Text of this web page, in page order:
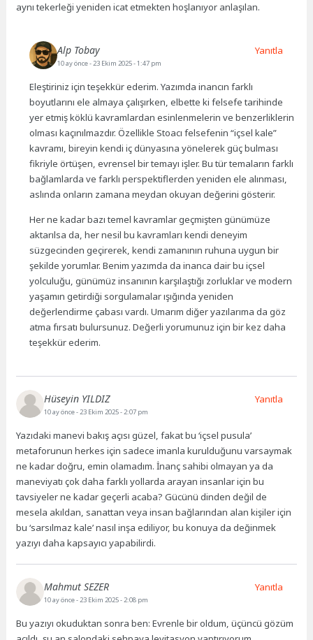
aynı tekerleği yeniden icat etmekten hoşlanıyor anlaşılan.
Alp Tobay
10 ay önce- 23 Ekim 2025 - 1:47 pm
Eleştiriniz için teşekkür ederim. Yazımda inancın farklı
boyutlarını ele almaya çalışırken, elbette ki felsefe tarihinde
yer etmiş köklü kavramlardan esinlenmelerin ve benzerliklerin
olması kaçınılmazdır. Özellikle Stoacı felsefenin “içsel kale”
kavramı, bireyin kendi iç dünyasına yönelerek güç bulması
fikriyle örtüşen, evrensel bir temayı işler. Bu tür temaların farklı
bağlamlarda ve farklı perspektiflerden yeniden ele alınması,
aslında onların zamana meydan okuyan değerini gösterir.
Her ne kadar bazı temel kavramlar geçmişten günümüze
aktarılsa da, her nesil bu kavramları kendi deneyim
süzgecinden geçirerek, kendi zamanının ruhuna uygun bir
şekilde yorumlar. Benim yazımda da inanca dair bu içsel
yolculuğu, günümüz insanının karşılaştığı zorluklar ve modern
yaşamın getirdiği sorgulamalar ışığında yeniden
değerlendirme çabası vardı. Umarım diğer yazılarıma da göz
atma fırsatı bulursunuz. Değerli yorumunuz için bir kez daha
teşekkür ederim.
Yanıtla
Hüseyin YILDIZ
10 ay önce- 23 Ekim 2025 - 2:07 pm
Yazıdaki manevi bakış açısı güzel, fakat bu ‘içsel pusula’
metaforunun herkes için sadece imanla kurulduğunu varsaymak
ne kadar doğru, emin olamadım. İnanç sahibi olmayan ya da
maneviyatı çok daha farklı yollarda arayan insanlar için bu
tavsiyeler ne kadar geçerli acaba? Gücünü dinden değil de
mesela akıldan, sanattan veya insan bağlarından alan kişiler için
bu ‘sarsılmaz kale’ nasıl inşa ediliyor, bu konuya da değinmek
yazıyı daha kapsayıcı yapabilirdi.
Yanıtla
Mahmut SEZER
10 ay önce- 23 Ekim 2025 - 2:08 pm
Bu yazıyı okuduktan sonra ben: Evrenle bir oldum, üçüncü gözüm
Yanıtla